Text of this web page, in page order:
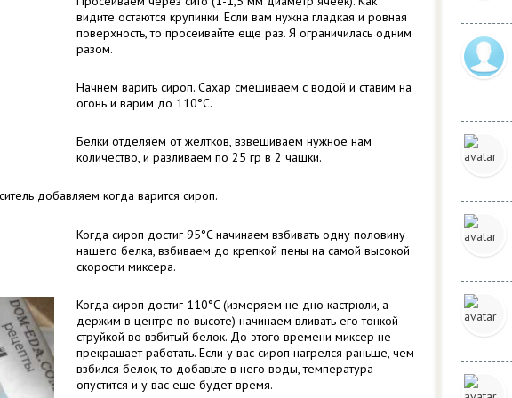
видите остаются крупинки. Если вам нужна гладкая и ровная
поверхность, то просеивайте еще раз. Я ограничилась одним
разом.
Начнем варить сироп. Сахар смешиваем с водой и ставим на
огонь и варим до 110°C.
Белки отделяем от желтков, взвешиваем нужное нам
количество, и разливаем по 25 гр в 2 чашки.
добавляем когда варится сироп.
Когда сироп достиг 95°C начинаем взбивать одну половину
нашего белка, взбиваем до крепкой пены на самой высокой
скорости миксера.
Когда сироп достиг 110°C (измеряем не дно кастрюли, а
держим в центре по высоте) начинаем вливать его тонкой
струйкой во взбитый белок. До этого времени миксер не
прекращает работать. Если у вас сироп нагрелся раньше, чем
взбился белок, то добавьте в него воды, температура
опустится и у вас еще будет время.